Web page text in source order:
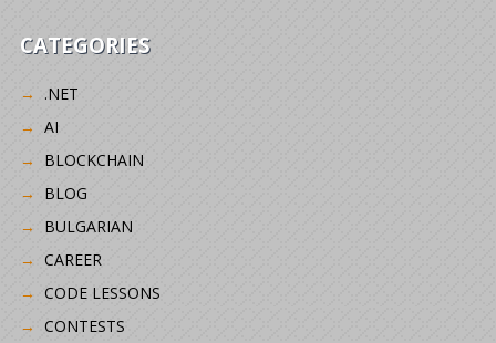
CATEGORIES
.NET
AI
BLOCKCHAIN
BLOG
BULGARIAN
CAREER
CODE LESSONS
CONTESTS